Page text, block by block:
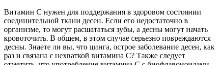
Витамин С нужен для поддержания в здоровом состоянии
соединительной ткани десен. Если его недостаточно в
организме, то могут расшататься зубы, а десны могут начать
кровоточить. В общем, в этом случае серьезно повреждаются
десны. Знаете ли вы, что цинга, острое заболевание десен, как
раз и связана с нехваткой витамина С? Также следует